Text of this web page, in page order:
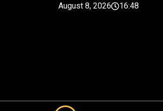
August 8, 2026 16:48